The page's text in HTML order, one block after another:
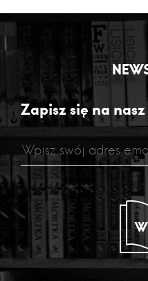
Zapisz się na